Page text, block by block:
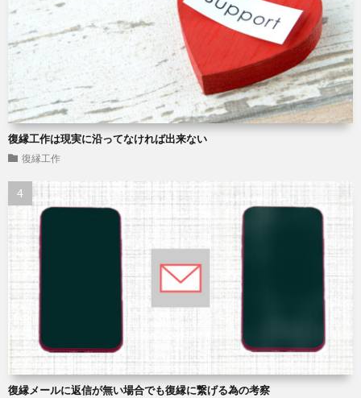
復縁工作は現実に沿ってなければ出来ない
復縁工作
復縁メールに返信が無い場合でも復縁に繋げる為の考察